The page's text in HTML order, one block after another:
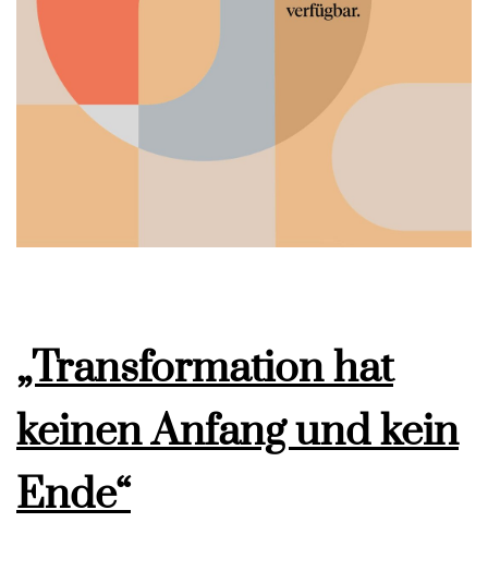
„Transformation hat
keinen Anfang und kein
Ende“